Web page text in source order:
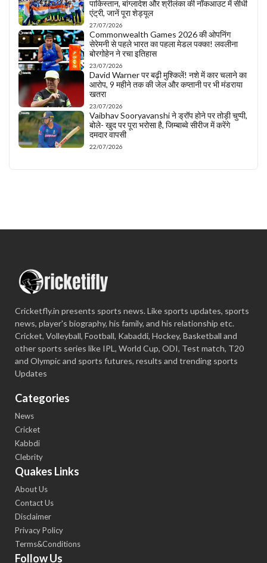
पाकिस्तान, बांग्लादेश और श्रीलंका की नॉकआउट में सीधी
एंट्री, जानें पूरा शेड्यूल
27/07/2026
Commonwealth Games 2026 की ओपनिंग
सेरेमनी से पहले भारत का पहला मेडल पक्का! लवलीना
बोरगोहेन ने रचा इतिहास
23/07/2026
David Warner पर बढ़ी मुश्किलें! नशे में कार चलाने का
आरोप, 9 महीने तक की जेल और कप्तानी पर भी मंडराया
खतरा
23/07/2026
Vaibhav Sooryavanshi ने ड्रॉप होने पर तोड़ी चुप्पी,
बोले- खुद पर पूरा भरोसा है, जिम्बाब्वे सीरीज में करेंगे
दमदार वापसी
22/07/2026
Cricketfly.in presents sports news. Like sports updates, sports
news, player's biography, his family, and his relationship etc.
Cricket, Volleyball, Football, Kabaddi, Hockey, Basketball and
other sports series like IPL, World Cup, ODI, Test match, T20
and Olympic and sports futures, results and trending sports
Updates
Categories
News
Cricket
Kabbdi
Clebrity
Quakes Links
About Us
Contact Us
Disclaimer
Privacy Policy
Terms&Conditions
Follow Us